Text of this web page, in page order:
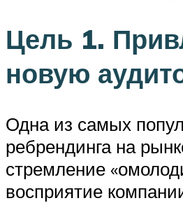
Цель 1.
новую
Одна из самых
ребрендинга на
стремление
восприятие